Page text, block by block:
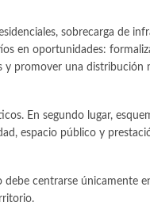
sobrecarga de
en oportunidades:
promover una distribución
En segundo lugar,
espacio público y
centrarse únicamente